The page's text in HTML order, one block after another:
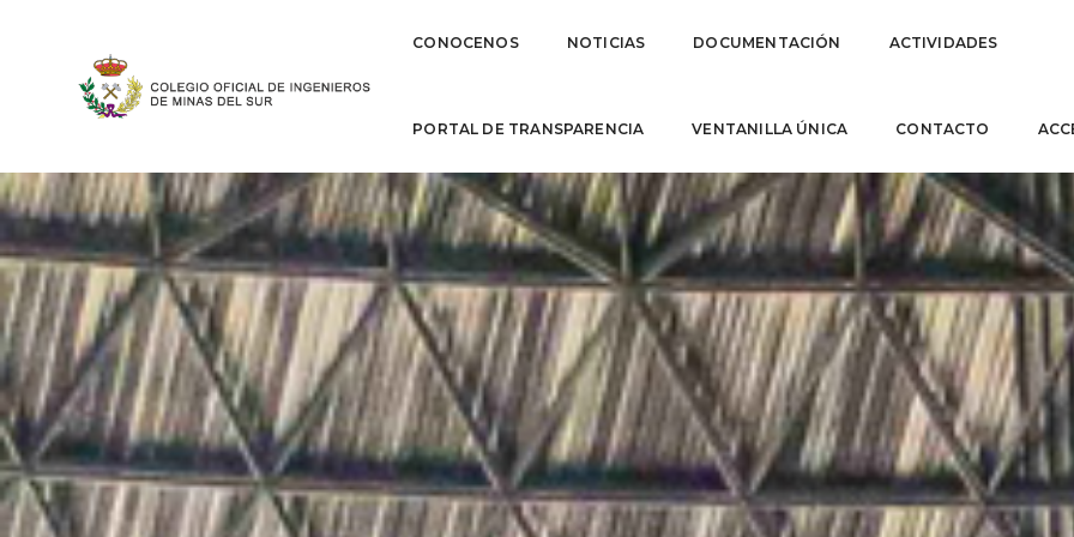
CONOCENOS NOTICIAS DOCUMENTACIÓN ACTIVIDADES
PORTAL DE TRANSPARENCIA VENTANILLA ÚNICA CONTACTO